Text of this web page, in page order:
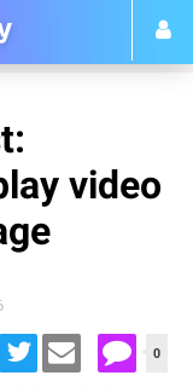
video
0